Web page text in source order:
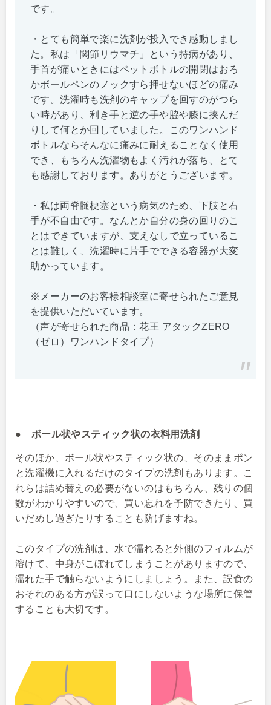
です。
・とても簡単で楽に洗剤が投入でき感動しまし
た。私は「関節リウマチ」という持病があり、
手首が痛いときにはペットボトルの開閉はおろ
かボールペンのノックすら押せないほどの痛み
です。洗濯時も洗剤のキャップを回すのがつら
い時があり、利き手と逆の手や脇や膝に挟んだ
りして何とか回していました。このワンハンド
ボトルならそんなに痛みに耐えることなく使用
でき、もちろん洗濯物もよく汚れが落ち、とて
も感謝しております。ありがとうございます。
・私は両脊髄梗塞という病気のため、下肢と右
手が不自由です。なんとか自分の身の回りのこ
とはできていますが、支えなしで立っているこ
とは難しく、洗濯時に片手でできる容器が大変
助かっています。
※メーカーのお客様相談室に寄せられたご意見
を提供いただいています。
（声が寄せられた商品：花王 アタックZERO
（ゼロ）ワンハンドタイプ）
● ボール状やスティック状の衣料用洗剤
そのほか、ボール状やスティック状の、そのままポン
と洗濯機に入れるだけのタイプの洗剤もあります。こ
れらは詰め替えの必要がないのはもちろん、残りの個
数がわかりやすいので、買い忘れを予防できたり、買
いだめし過ぎたりすることも防げますね。
このタイプの洗剤は、水で濡れると外側のフィルムが
溶けて、中身がこぼれてしまうことがありますので、
濡れた手で触らないようにしましょう。また、誤食の
おそれのある方が誤って口にしないような場所に保管
することも大切です。